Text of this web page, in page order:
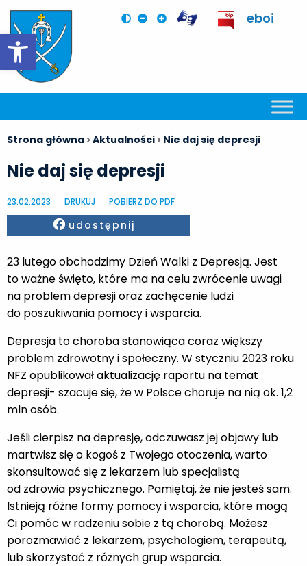
Otwórz pasek narzędzi
eboi
Strona główna >Aktualności > Nie daj się depresji
Nie daj się depresji
23.02.2023 DRUKUJ POBIERZ DO PDF
Facebook
udostępnij
23 lutego obchodzimy Dzień Walki z Depresją. Jest
to ważne święto, które ma na celu zwrócenie uwagi
na problem depresji oraz zachęcenie ludzi
do poszukiwania pomocy i wsparcia.
Depresja to choroba stanowiąca coraz większy
problem zdrowotny i społeczny. W styczniu 2023 roku
NFZ opublikował aktualizację raportu na temat
depresji- szacuje się, że w Polsce choruje na nią ok. 1,2
mln osób.
Jeśli cierpisz na depresję, odczuwasz jej objawy lub
martwisz się o kogoś z Twojego otoczenia, warto
skonsultować się z lekarzem lub specjalistą
od zdrowia psychicznego. Pamiętaj, że nie jesteś sam.
Istnieją różne formy pomocy i wsparcia, które mogą
Ci pomóc w radzeniu sobie z tą chorobą. Możesz
porozmawiać z lekarzem, psychologiem, terapeutą,
lub skorzystać z różnych grup wsparcia.